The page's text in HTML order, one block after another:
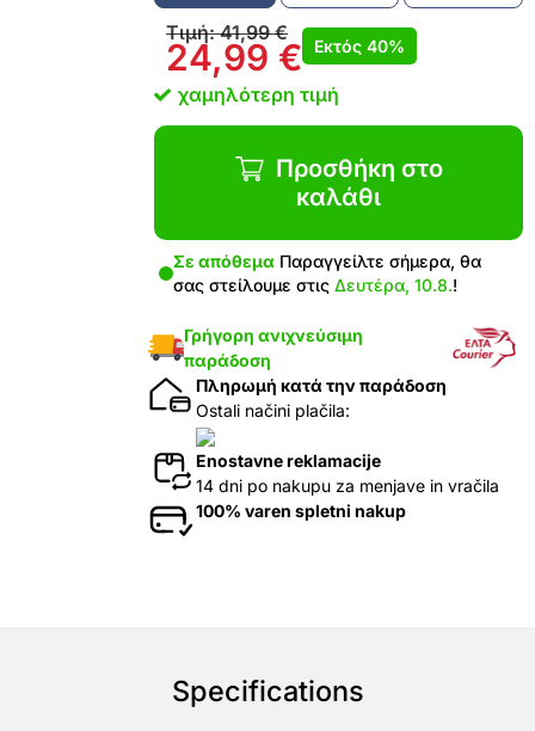
Τιμή:41,99€
24,99 € Εκτός 40%
χαμηλότερη τιμή
Προσθήκη στο
καλάθι
Σε απόθεμα Παραγγείλτε σήμερα, θα
σας στείλουμε στις Δευτέρα, 10.8.!
Γρήγορη ανιχνεύσιμη
παράδοση
Πληρωμή κατά την παράδοση
Ostali načini plačila:
Enostavne reklamacije
14 dni po nakupu za menjave in vračila
100% varen spletni nakup
Specifications